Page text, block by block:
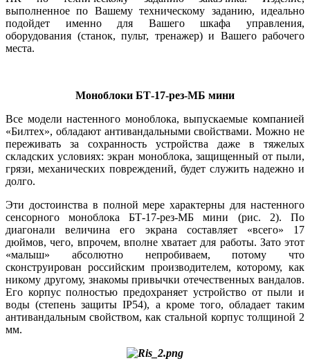
выполненное по Вашему техническому заданию, идеально
подойдет именно для Вашего шкафа управления,
оборудования (станок, пульт, тренажер) и Вашего рабочего
места.
Моноблоки БТ‑17-рез-МБ мини
Все модели настенного моноблока, выпускаемые компанией
«Билтех», обладают антивандальными свойствами. Можно не
переживать за сохранность устройства даже в тяжелых
складских условиях: экран моноблока, защищенный от пыли,
грязи, механических повреждений, будет служить надежно и
долго.
Эти достоинства в полной мере характерны для настенного
сенсорного моноблока БТ‑17-рез-МБ мини (рис. 2). По
диагонали величина его экрана составляет «всего» 17
дюймов, чего, впрочем, вполне хватает для работы. Зато этот
«малыш» абсолютно непробиваем, потому что
сконструирован российским производителем, которому, как
никому другому, знакомы привычки отечественных вандалов.
Его корпус полностью предохраняет устройство от пыли и
воды (степень защиты IP54), а кроме того, обладает таким
антивандальным свойством, как стальной корпус толщиной 2
мм.